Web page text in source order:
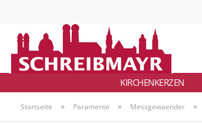
KIRCHENKERZEN
Startseite » Paramente » Messgewaender »